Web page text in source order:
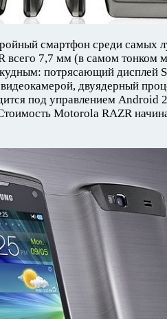
смартфон среди самых
всего 7,7 мм (в самом тонком
потрясающий дисплей
двуядерный
под управлением Android
Motorola RAZR